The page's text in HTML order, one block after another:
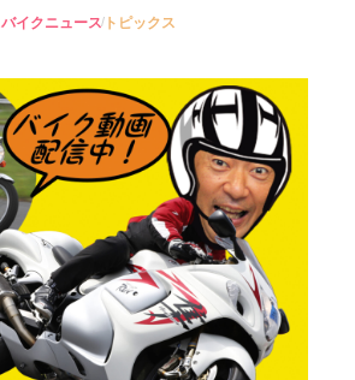
バイクニューストピックス